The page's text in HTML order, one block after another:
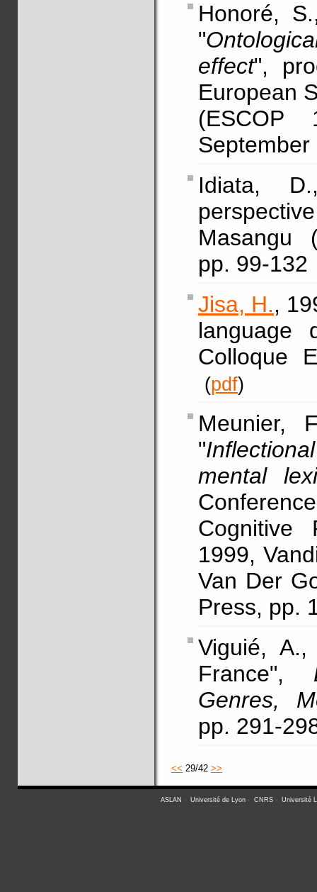
Honoré,
"
effect",
European
(ESCOP
Idiata,
Masangu
pp. 99-132
Jisa, H.,
language
Colloque
(pdf)
Meunier,
"
mental
Cognitive
1999,
Van Der
Press, pp.
Viguié,
France",
Genres,
pp. 291-
<< 29/42 >>
ASLAN - Université de Lyon- CNRS- Université